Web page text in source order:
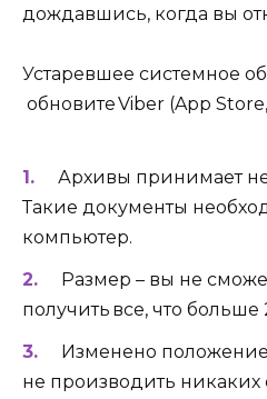
дождавшись, когда вы
Устаревшее системное
обновите Viber (App
Архивы принимает
Такие документы
компьютер.
Размер – вы не
получить все, что
Изменено положение
не производить никаких